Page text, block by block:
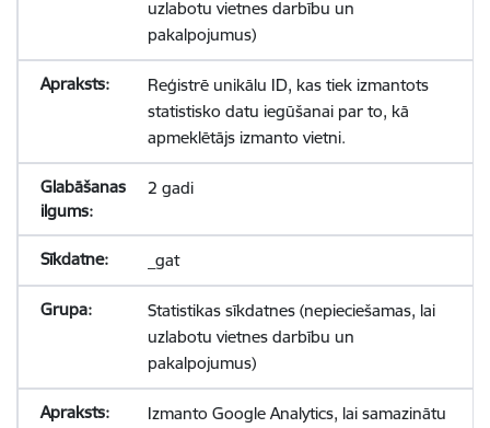
uzlabotu vietnes darbību un
pakalpojumus)
Reģistrē unikālu ID, kas tiek izmantots
statistisko datu iegūšanai par to, kā
apmeklētājs izmanto vietni.
2 gadi
_gat
Statistikas sīkdatnes (nepieciešamas, lai
uzlabotu vietnes darbību un
pakalpojumus)
Izmanto Google Analytics, lai samazinātu